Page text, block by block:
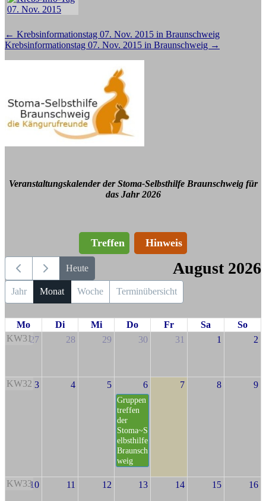
Beitragsnavigation
← Krebsinformationstag 07. Nov. 2015 in Braunschweig
Krebsinformationstag 07. Nov. 2015 in Braunschweig →
Veranstaltungskalender der Stoma-Selbsthilfe Braunschweig für
das Jahr 2026
Treffen Hinweis
Heute August 2026
Jahr Monat Woche Terminübersicht
Mo Di Mi Do Fr Sa
So
KW3127 28 29 30 31 1 2
KW32 3 4 5 6
Gruppen
treffen
der
Stoma~S
elbsthilfe
Braunsch
weig
7 8 9
KW3310 11 12 13 14 15 16